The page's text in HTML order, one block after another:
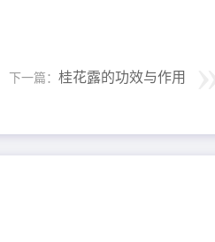
下一篇： 桂花露的功效与作用